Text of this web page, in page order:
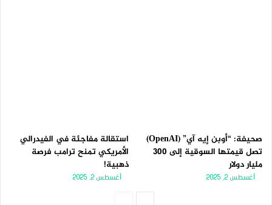
صحيفة: “أوبن إيه آي” (OpenAI)
تصل قيمتها السوقية إلى 300
مليار دولار
أغسطس 2, 2025
استقالة مفاجئة في الفيدرالي
الأمريكي تمنح ترامب فرصة
ذهبية!
أغسطس 2, 2025